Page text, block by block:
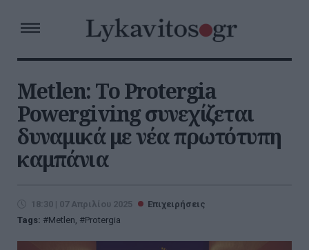
Metlen: Το Protergia
Powergiving συνεχίζεται
δυναμικά με νέα πρωτότυπη
καμπάνια
18:30 | 07 Απριλίου 2025
Επιχειρήσεις
Tags:
Metlen, Protergia